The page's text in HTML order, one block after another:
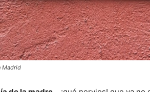
Madrid